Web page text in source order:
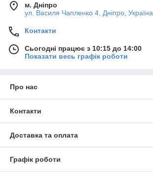
м. Дніпро
ул. Василя Чапленко 4, Дніпро, Україна
Контакти
Сьогодні працює з 10:15 до 14:00
Показати весь графік роботи
Про нас
Контакти
Доставка та оплата
Графік роботи